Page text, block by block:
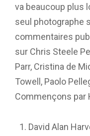
va beaucoup plus
seul photographe
commentaires
sur Chris Steele
Parr, Cristina de
Towell, Paolo
Commençons par
David Alan